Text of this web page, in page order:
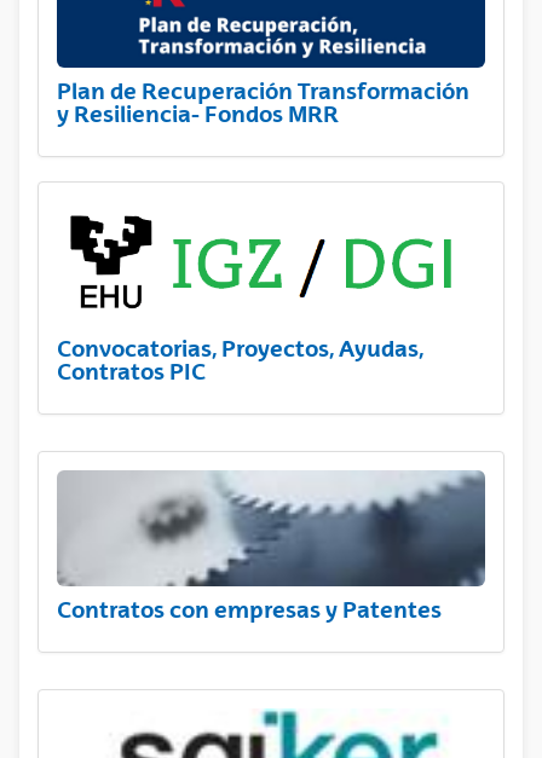
Plan de Recuperación Transformación
y Resiliencia- Fondos MRR
Convocatorias, Proyectos, Ayudas,
Contratos PIC
Contratos con empresas y Patentes